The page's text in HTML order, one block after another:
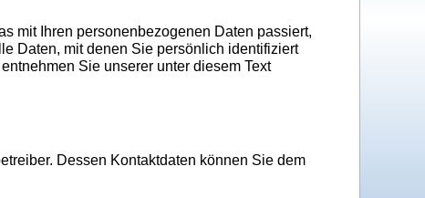
mit Ihren personenbezogenen Daten passiert,
Daten, mit denen Sie persönlich identifiziert
Sie unserer unter diesem Text
Dessen Kontaktdaten können Sie dem